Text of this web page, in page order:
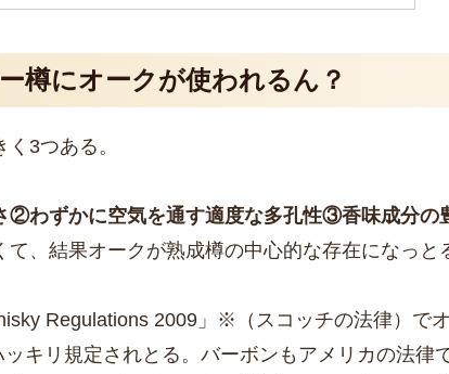
樽にオークが使われるん？
3つある。
わずかに空気を通す適度な多孔性③香味成分の
、結果オークが熟成樽の中心的な存在になっと
Regulations 2009」※（スコッチの法律）で
キリ規定されとる。バーボンもアメリカの法律